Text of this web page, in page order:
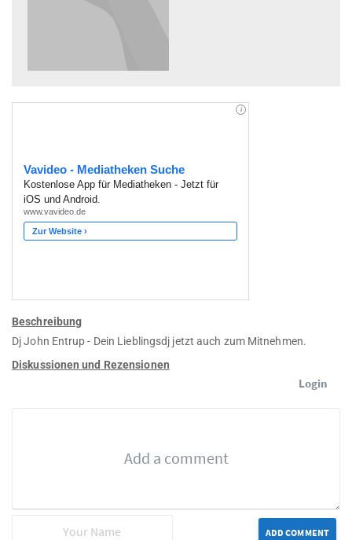
Beschreibung
Dj John Entrup - Dein Lieblingsdj jetzt auch zum Mitnehmen.
Diskussionen und Rezensionen
Login
ADD COMMENT